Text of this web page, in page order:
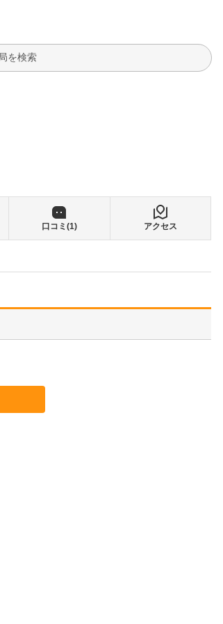
検索
口コミ(1) アクセス